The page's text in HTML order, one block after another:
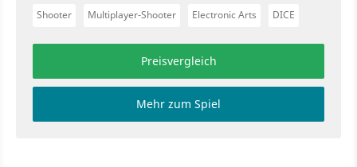
Shooter Multiplayer-Shooter Electronic Arts DICE
Preisvergleich
Mehr zum Spiel